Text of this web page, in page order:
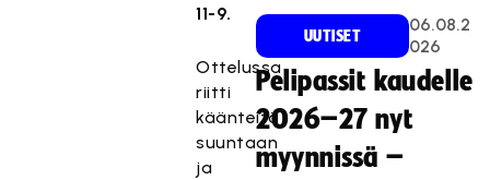
11-9.
Ottelussa
riitti
käänteitä
suuntaan
ja
UUTISET
06.08.2
026
Pelipassit kaudelle
2026–27 nyt
myynnissä –